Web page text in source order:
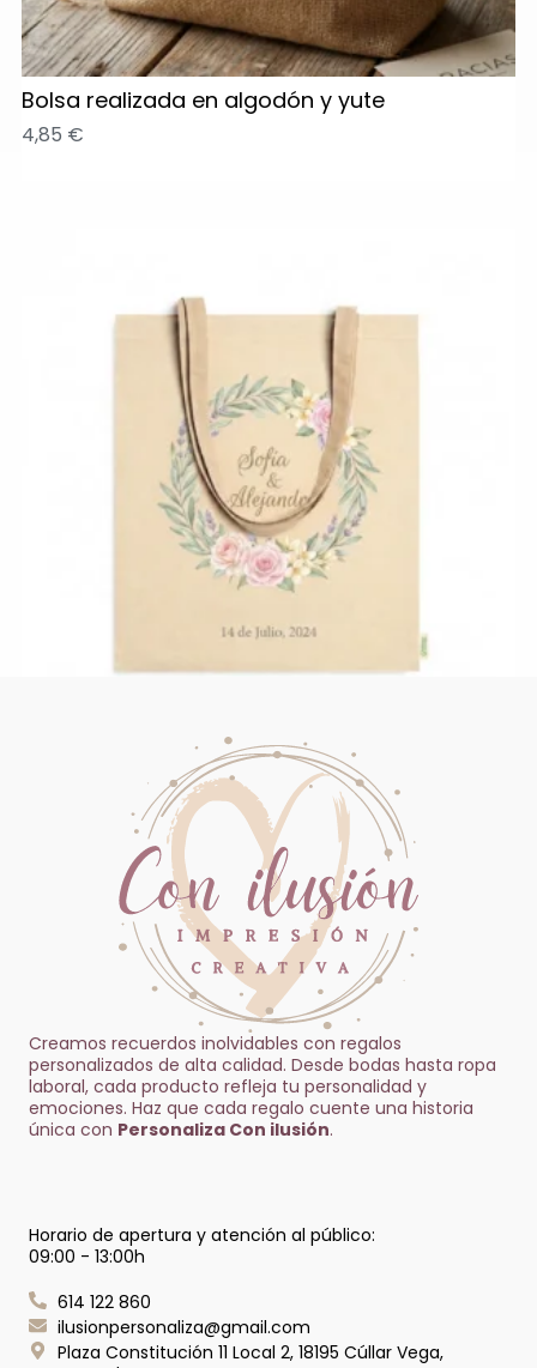
Bolsa realizada en algodón y yute
4,85 €
Bolsa 100% algodón orgánico de 120 g/m²
Creamos recuerdos inolvidables con regalos
personalizados de alta calidad. Desde bodas hasta ropa
laboral, cada producto refleja tu personalidad y
emociones. Haz que cada regalo cuente una historia
única con Personaliza Con ilusión.
Horario de apertura y atención al público:
09:00 - 13:00h
614 122 860
ilusionpersonaliza@gmail.com
Plaza Constitución 11 Local 2, 18195 Cúllar Vega,